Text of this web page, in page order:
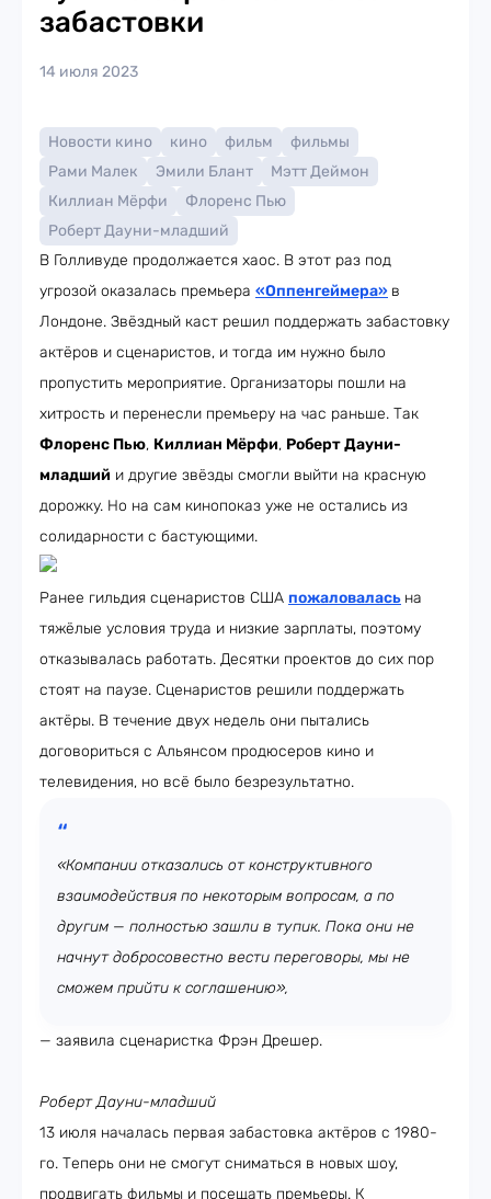
забастовки
14 июля 2023
Новости кино кино фильм
фильмы
Рами Малек
Эмили Блант
Мэтт Деймон
Киллиан Мёрфи
Флоренс Пью
Роберт Дауни-младший
В Голливуде продолжается хаос. В этот раз под
угрозой оказалась премьера «Оппенгеймера» в
Лондоне. Звёздный каст решил поддержать забастовку
актёров и сценаристов, и тогда им нужно было
пропустить мероприятие. Организаторы пошли на
хитрость и перенесли премьеру на час раньше. Так
Флоренс Пью, Киллиан Мёрфи, Роберт Дауни-
младший и другие звёзды смогли выйти на красную
дорожку. Но на сам кинопоказ уже не остались из
солидарности с бастующими.
Ранее гильдия сценаристов США пожаловалась на
тяжёлые условия труда и низкие зарплаты, поэтому
отказывалась работать. Десятки проектов до сих пор
стоят на паузе. Сценаристов решили поддержать
актёры. В течение двух недель они пытались
договориться с Альянсом продюсеров кино и
телевидения, но всё было безрезультатно.
«Компании отказались от конструктивного
взаимодействия по некоторым вопросам, а по
другим — полностью зашли в тупик. Пока они не
начнут добросовестно вести переговоры, мы не
сможем прийти к соглашению»,
— заявила сценаристка Фрэн Дрешер.
Роберт Дауни-младший
13 июля началась первая забастовка актёров с 1980-
го. Теперь они не смогут сниматься в новых шоу,
продвигать фильмы и посещать премьеры. К